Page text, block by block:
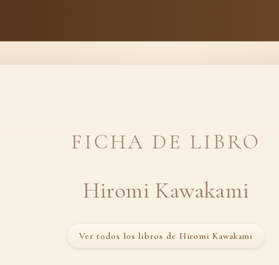
FICHA DE LIBRO
Hiromi Kawakami
Ver todos los libros de Hiromi Kawakami